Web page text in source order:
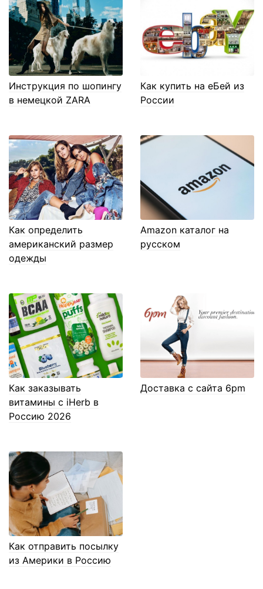
Инструкция по шопингу
в немецкой ZARA
Как купить на еБей из
России
Как определить
американский размер
одежды
Amazon каталог на
русском
Как заказывать
витамины с iHerb в
Россию 2026
Доставка с сайта 6pm
Как отправить посылку
из Америки в Россию